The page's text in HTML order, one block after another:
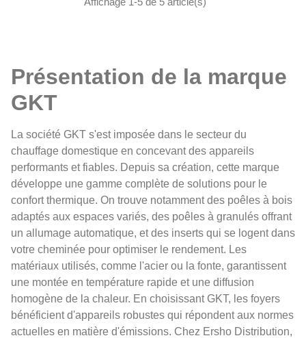
Présentation de la marque
GKT
La société GKT s'est imposée dans le secteur du
chauffage domestique en concevant des appareils
performants et fiables. Depuis sa création, cette marque
développe une gamme complète de solutions pour le
confort thermique. On trouve notamment des poêles à bois
adaptés aux espaces variés, des poêles à granulés offrant
un allumage automatique, et des inserts qui se logent dans
votre cheminée pour optimiser le rendement. Les
matériaux utilisés, comme l'acier ou la fonte, garantissent
une montée en température rapide et une diffusion
homogène de la chaleur. En choisissant GKT, les foyers
bénéficient d'appareils robustes qui répondent aux normes
actuelles en matière d'émissions. Chez Ersho Distribution,